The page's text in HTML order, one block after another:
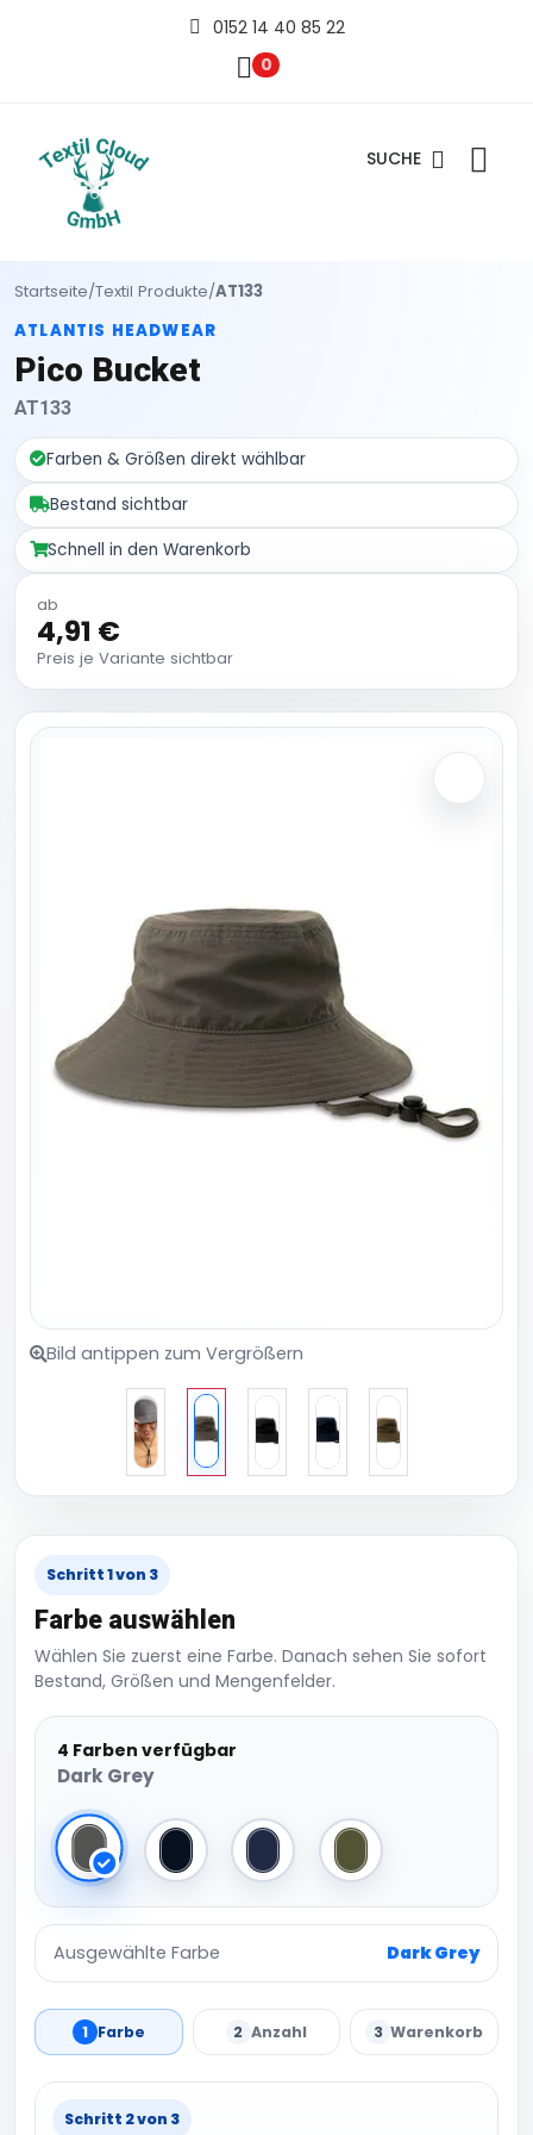
0152 14 40 85 22
0
SUCHE
Startseite/Textil Produkte/AT133
ATLANTIS HEADWEAR
Pico Bucket
AT133
Farben & Größen direkt wählbar
Bestand sichtbar
Schnell in den Warenkorb
ab
4,91 €
Preis je Variante sichtbar
Bild antippen zum Vergrößern
Schritt 1 von 3
Farbe auswählen
Wählen Sie zuerst eine Farbe. Danach sehen Sie sofort
Bestand, Größen und Mengenfelder.
4 Farben verfügbar
Dark Grey
Dark Grey Black Navy Olive
Ausgewählte Farbe Dark Grey
1 Farbe 2 Anzahl 3 Warenkorb
Schritt 2 von 3